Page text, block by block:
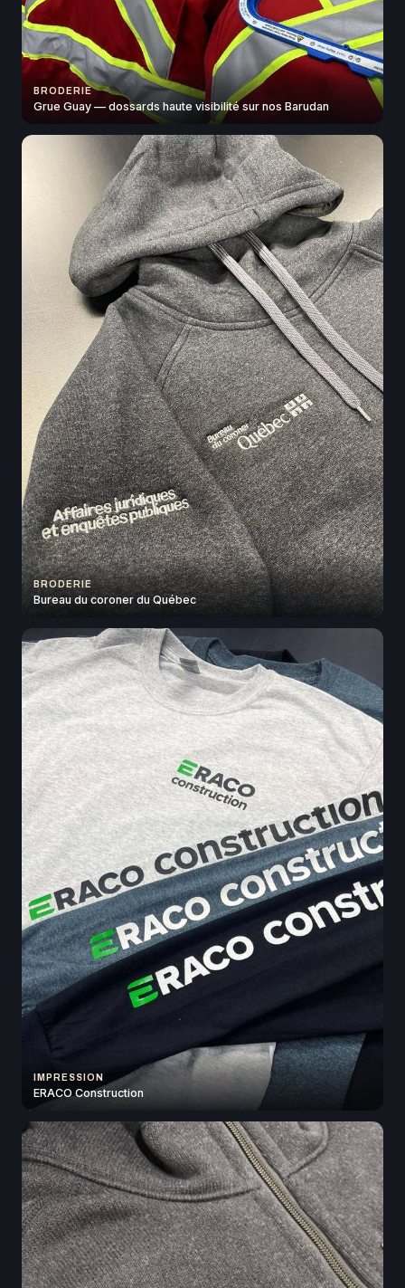
BRODERIE
Grue Guay — dossards haute visibilité sur nos Barudan
BRODERIE
Bureau du coroner du Québec
IMPRESSION
ERACO Construction